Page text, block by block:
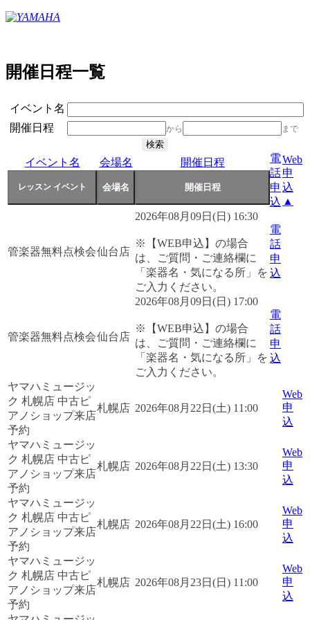
開催日程一覧
イベント名
開催日程
から まで
イベント名 会場名 開催日程
電
話
申
込
Web
申
込
▲
管楽器無料点検会仙台店
2026年08月09日(日) 16:30
※【WEB申込】の場合
は、ご質問・ご連絡欄に
「楽器名・気になる所」を
ご入力ください。
電
話
申
込
管楽器無料点検会仙台店
2026年08月09日(日) 17:00
※【WEB申込】の場合
は、ご質問・ご連絡欄に
「楽器名・気になる所」を
ご入力ください。
電
話
申
込
ヤマハミュージッ
ク 札幌店 中古ピ
アノショップ来店
予約
札幌店 2026年08月22日(土) 11:00
Web
申
込
ヤマハミュージッ
ク 札幌店 中古ピ
アノショップ来店
予約
札幌店 2026年08月22日(土) 13:30
Web
申
込
ヤマハミュージッ
ク 札幌店 中古ピ
アノショップ来店
予約
札幌店 2026年08月22日(土) 16:00
Web
申
込
ヤマハミュージッ
ク 札幌店 中古ピ
アノショップ来店
予約
札幌店 2026年08月23日(日) 11:00
Web
申
込